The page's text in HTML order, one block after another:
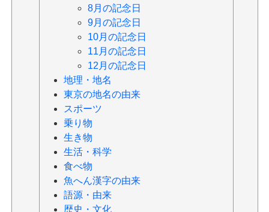
8月の記念日
9月の記念日
10月の記念日
11月の記念日
12月の記念日
地理・地名
東京の地名の由来
スポーツ
乗り物
生き物
生活・科学
食べ物
魚へん漢字の由来
語源・由来
歴史・文化